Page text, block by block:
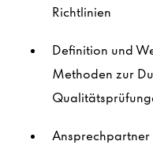
Richtlinien
Definition und
Methoden zur
Ansprechpartner